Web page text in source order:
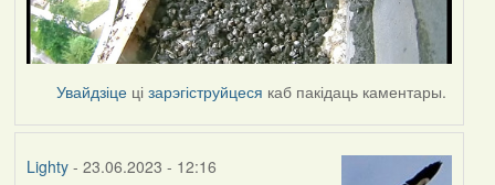
Увайдзіце цізарэгіструйцеся каб пакідаць каментары.
Lighty- 23.06.2023 - 12:16